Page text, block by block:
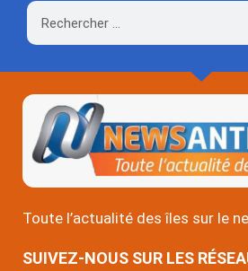
Rechercher
Toute l’actualité des îles sur le
SUIVEZ-NOUS SUR LES